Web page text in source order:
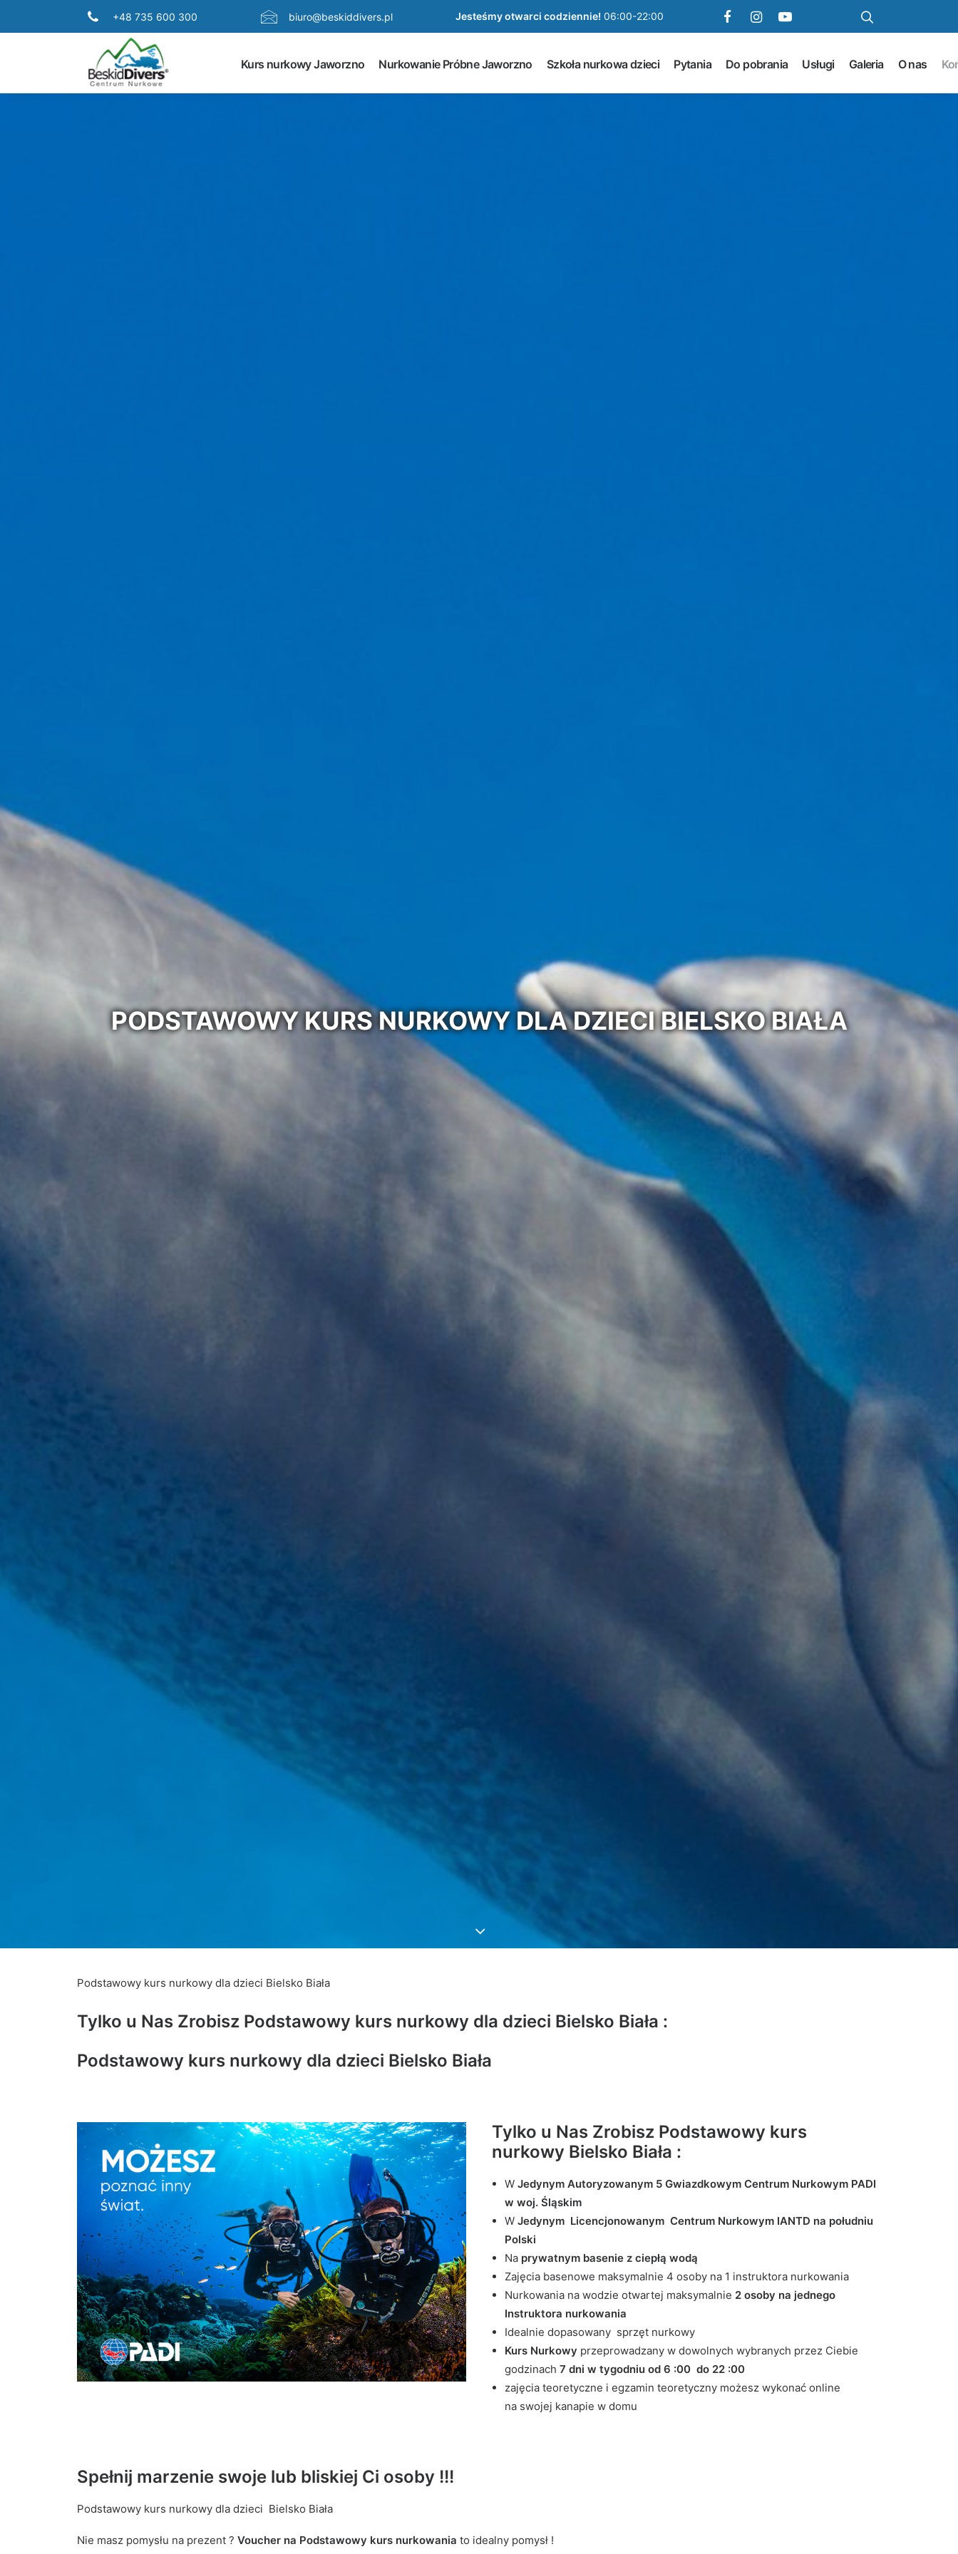
+48 735 600 300 biuro@beskiddivers.pl Jesteśmy otwarci codziennie! 06:00-22:00
Kurs nurkowy Jaworzno Nurkowanie Próbne Jaworzno Szkoła nurkowa dzieci Pytania Do pobrania Usługi Galeria O nas
PODSTAWOWY KURS NURKOWY DLA DZIECI BIELSKO BIAŁA
Podstawowy kurs nurkowy dla dzieci Bielsko Biała
Tylko u Nas Zrobisz Podstawowy kurs nurkowy dla dzieci Bielsko Biała :
Podstawowy kurs nurkowy dla dzieci Bielsko Biała
Tylko u Nas Zrobisz Podstawowy kurs
nurkowy Bielsko Biała :
W Jedynym Autoryzowanym 5 Gwiazdkowym Centrum Nurkowym PADI
w woj. Śląskim
W Jedynym Licencjonowanym Centrum Nurkowym IANTD na południu
Polski
Na prywatnym basenie z ciepłą wodą
Zajęcia basenowe maksymalnie 4 osoby na 1 instruktora nurkowania
Nurkowania na wodzie otwartej maksymalnie 2 osoby na jednego
Instruktora nurkowania
Idealnie dopasowany sprzęt nurkowy
Kurs Nurkowy przeprowadzany w dowolnych wybranych przez Ciebie
godzinach 7 dni w tygodniu od 6 :00 do 22 :00
zajęcia teoretyczne i egzamin teoretyczny możesz wykonać online
na swojej kanapie w domu
Spełnij marzenie swoje lub bliskiej Ci osoby !!!
Podstawowy kurs nurkowy dla dzieci Bielsko Biała
Nie masz pomysłu na prezent ? Voucher na Podstawowy kurs nurkowania to idealny pomysł !